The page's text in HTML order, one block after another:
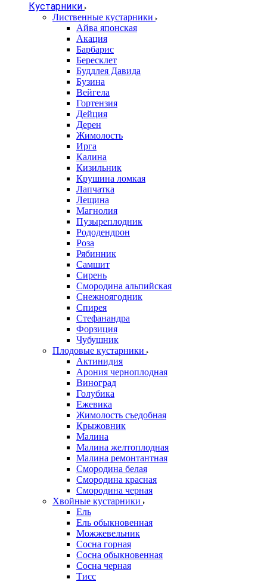
Кустарники
Лиственные кустарники
Айва японская
Акация
Барбарис
Бересклет
Буддлея Давида
Бузина
Вейгела
Гортензия
Дейция
Дерен
Жимолость
Ирга
Калина
Кизильник
Крушина ломкая
Лапчатка
Лещина
Магнолия
Пузыреплодник
Рододендрон
Роза
Рябинник
Самшит
Сирень
Смородина альпийская
Снежноягодник
Спирея
Стефанандра
Форзиция
Чубушник
Плодовые кустарники
Актинидия
Арония черноплодная
Виноград
Голубика
Ежевика
Жимолость съедобная
Крыжовник
Малина
Малина желтоплодная
Малина ремонтантная
Смородина белая
Смородина красная
Смородина черная
Хвойные кустарники
Ель
Ель обыкновенная
Можжевельник
Сосна горная
Сосна обыкновенная
Сосна черная
Тисс